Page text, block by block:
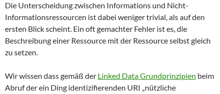
Die Unterscheidung zwischen Informations und Nicht-
Informationsressourcen ist dabei weniger trivial, als auf den
ersten Blick scheint. Ein oft gemachter Fehler ist es, die
Beschreibung einer Ressource mit der Ressource selbst gleich
zu setzen.
Wir wissen dass gemäß der Linked Data Grundprinzipien beim
Abruf der ein Ding identizifierenden URI „nützliche